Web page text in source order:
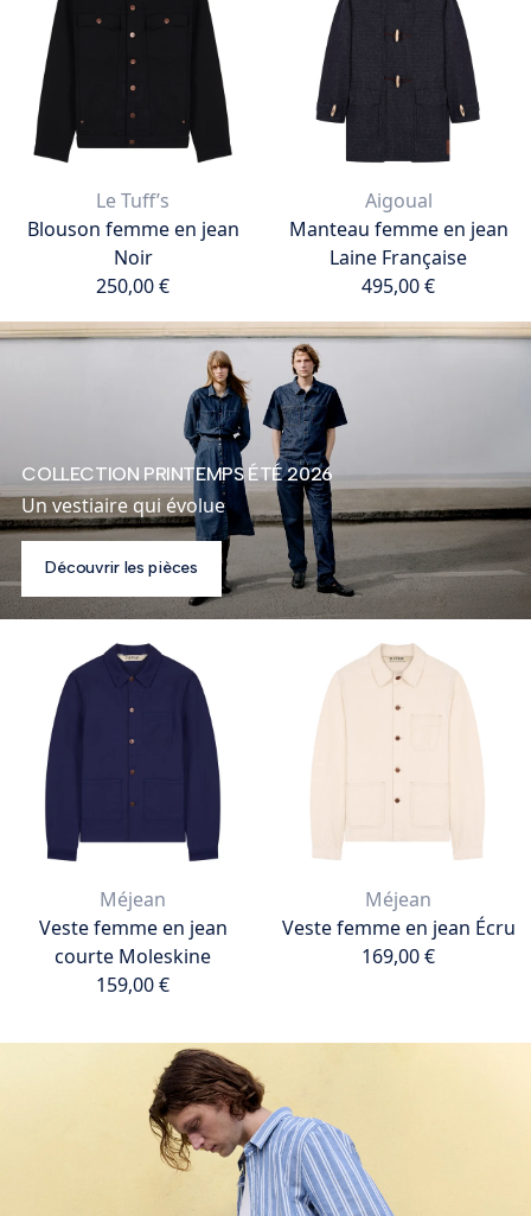
Le Tuff’s
Blouson femme en jean
Noir
250,00 €
Ajouter au panier 250,00 €
Aigoual
Manteau femme en jean
Laine Française
495,00 €
Ajouter au panier 495,00 €
COLLECTION PRINTEMPS ÉTÉ 2026
Un vestiaire qui évolue
Découvrir les pièces
Méjean
Veste femme en jean
courte Moleskine
159,00 €
Ajouter au panier 159,00 €
Méjean
Veste femme en jean Écru
169,00 €